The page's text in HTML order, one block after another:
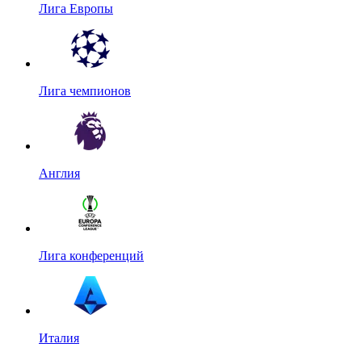
Лига Европы
Лига чемпионов
Англия
Лига конференций
Италия